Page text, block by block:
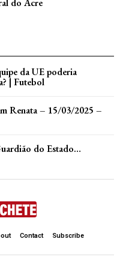
da UE poderia
| Futebol
Renata – 15/03/2025 –
do Estado…
Contact Subscribe